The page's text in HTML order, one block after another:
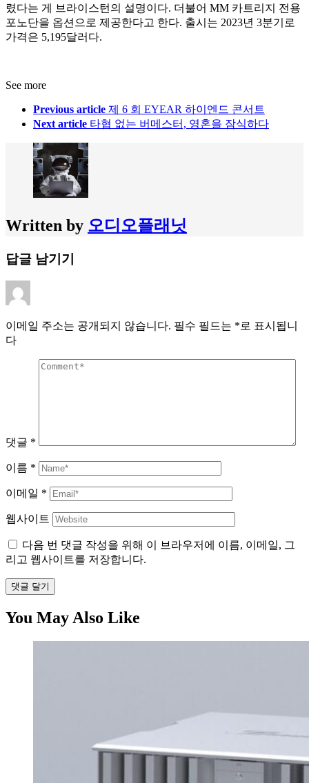
렸다는 게 브라이스턴의 설명이다. 더불어 MM 카트리지 전용
포노단을 옵션으로 제공한다고 한다. 출시는 2023년 3분기로
가격은 5,195달러다.
See more
Previous article 제 6 회 EYEAR 하이엔드 콘서트
Next article 타협 없는 버메스터, 영혼을 잠식하다
Written by 오디오플래닛
답글 남기기
이메일 주소는 공개되지 않습니다. 필수 필드는 *로 표시됩니
다
댓글 *
이름 *
이메일 *
웹사이트
다음 번 댓글 작성을 위해 이 브라우저에 이름, 이메일, 그
리고 웹사이트를 저장합니다.
댓글 달기
You May Also Like